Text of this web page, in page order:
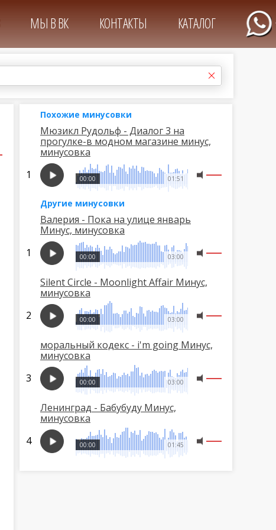
МЫ В ВК КОНТАКТЫ КАТАЛОГ
Похожие минусовки
Мюзикл Рудольф - Диалог 3 на
прогулке-в модном магазине минус,
минусовка
01:51
00:00
Другие минусовки
Валерия - Пока на улице январь
Минус, минусовка
03:00
00:00
Silent Circle - Moonlight Affair Минус,
минусовка
03:00
00:00
моральный кодекс - i'm going Минус,
минусовка
03:00
00:00
Ленинград - Бабубуду Минус,
минусовка
01:45
00:00